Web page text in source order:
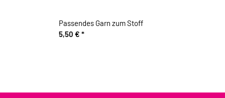
Passendes Garn zum Stoff
5,50 € *